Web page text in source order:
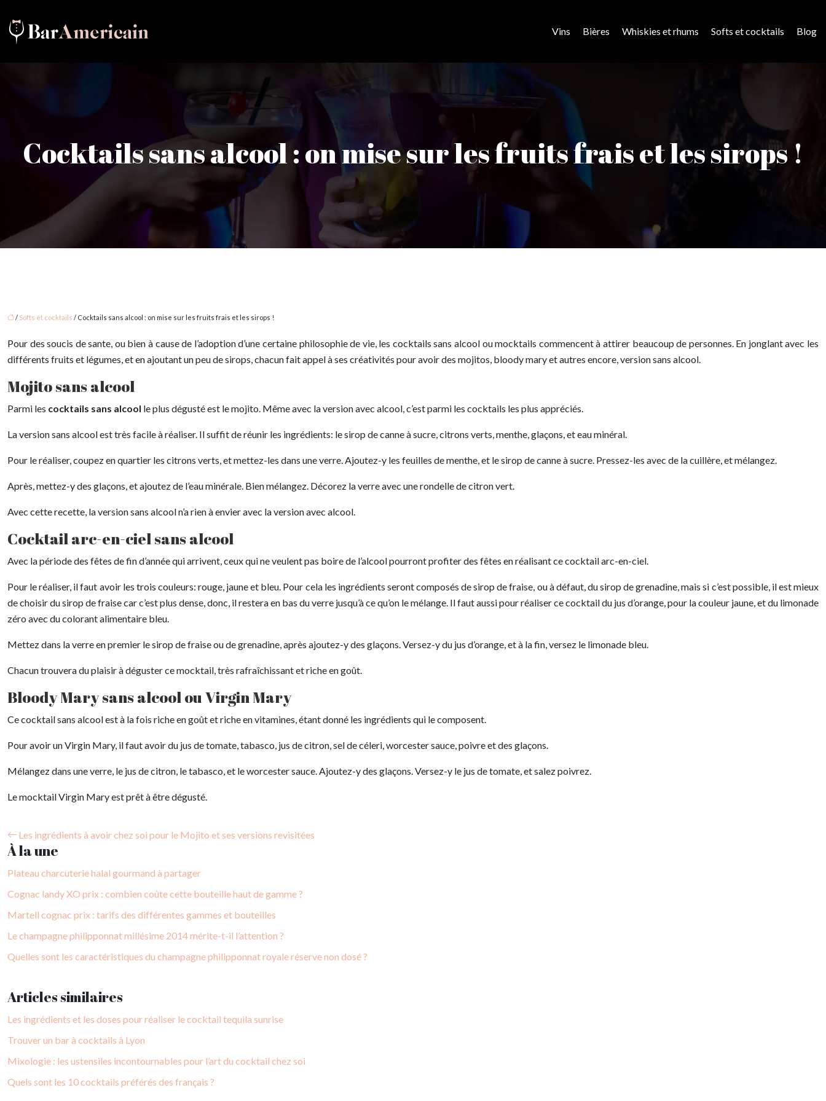
Vins Bières Whiskies et rhums Softs et cocktails Blog
Cocktails sans alcool : on mise sur les fruits frais et les sirops !
/ Softs et cocktails / Cocktails sans alcool : on mise sur les fruits frais et les sirops !
Pour des soucis de sante, ou bien à cause de l’adoption d’une certaine philosophie de vie, les cocktails sans alcool ou mocktails commencent à attirer beaucoup de personnes. En jonglant avec les
différents fruits et légumes, et en ajoutant un peu de sirops, chacun fait appel à ses créativités pour avoir des mojitos, bloody mary et autres encore, version sans alcool.
Mojito sans alcool
Parmi les cocktails sans alcool le plus dégusté est le mojito. Même avec la version avec alcool, c’est parmi les cocktails les plus appréciés.
La version sans alcool est très facile à réaliser. Il suffit de réunir les ingrédients: le sirop de canne à sucre, citrons verts, menthe, glaçons, et eau minéral.
Pour le réaliser, coupez en quartier les citrons verts, et mettez-les dans une verre. Ajoutez-y les feuilles de menthe, et le sirop de canne à sucre. Pressez-les avec de la cuillère, et mélangez.
Après, mettez-y des glaçons, et ajoutez de l’eau minérale. Bien mélangez. Décorez la verre avec une rondelle de citron vert.
Avec cette recette, la version sans alcool n’a rien à envier avec la version avec alcool.
Cocktail arc-en-ciel sans alcool
Avec la période des fêtes de fin d’année qui arrivent, ceux qui ne veulent pas boire de l’alcool pourront profiter des fêtes en réalisant ce cocktail arc-en-ciel.
Pour le réaliser, il faut avoir les trois couleurs: rouge, jaune et bleu. Pour cela les ingrédients seront composés de sirop de fraise, ou à défaut, du sirop de grenadine, mais si c’est possible, il est mieux
de choisir du sirop de fraise car c’est plus dense, donc, il restera en bas du verre jusqu’à ce qu’on le mélange. Il faut aussi pour réaliser ce cocktail du jus d’orange, pour la couleur jaune, et du limonade
zéro avec du colorant alimentaire bleu.
Mettez dans la verre en premier le sirop de fraise ou de grenadine, après ajoutez-y des glaçons. Versez-y du jus d’orange, et à la fin, versez le limonade bleu.
Chacun trouvera du plaisir à déguster ce mocktail, très rafraîchissant et riche en goût.
Bloody Mary sans alcool ou Virgin Mary
Ce cocktail sans alcool est à la fois riche en goût et riche en vitamines, étant donné les ingrédients qui le composent.
Pour avoir un Virgin Mary, il faut avoir du jus de tomate, tabasco, jus de citron, sel de céleri, worcester sauce, poivre et des glaçons.
Mélangez dans une verre, le jus de citron, le tabasco, et le worcester sauce. Ajoutez-y des glaçons. Versez-y le jus de tomate, et salez poivrez.
Le mocktail Virgin Mary est prêt à être dégusté.
Les ingrédients à avoir chez soi pour le Mojito et ses versions revisitées
À la une
Plateau charcuterie halal gourmand à partager
Cognac landy XO prix : combien coûte cette bouteille haut de gamme ?
Martell cognac prix : tarifs des différentes gammes et bouteilles
Le champagne philipponnat millésime 2014 mérite-t-il l’attention ?
Quelles sont les caractéristiques du champagne philipponnat royale réserve non dosé ?
Articles similaires
Les ingrédients et les doses pour réaliser le cocktail tequila sunrise
Trouver un bar à cocktails à Lyon
Mixologie : les ustensiles incontournables pour l’art du cocktail chez soi
Quels sont les 10 cocktails préférés des français ?